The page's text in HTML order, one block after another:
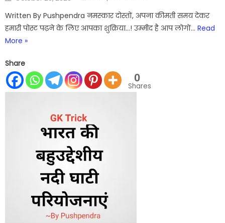
on
Written By Pushpendra नमस्कार दोस्तों, अपना कीमती समय देकर
हमारी पोस्ट पढ़ने के लिए आपका शुक्रिया…! उम्मीद है आप लोगों…Read
More »
Share
0
Shares